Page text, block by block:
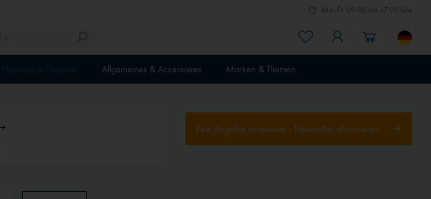
Mo.-Fr. 09:00 bis 17:00 Uhr
Allgemeines & Accessoires Marken & Themen
Kein Angebot verpassen - Newsletter abonnieren